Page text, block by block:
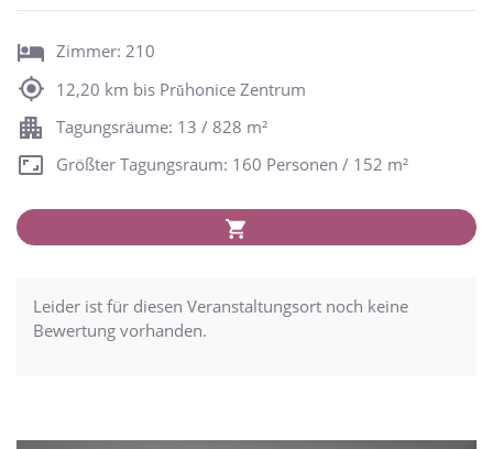
Zimmer: 210
12,20 km bis Prŭhonice Zentrum
Tagungsräume: 13 / 828 m²
Größter Tagungsraum: 160 Personen / 152 m²
Leider ist für diesen Veranstaltungsort noch keine
Bewertung vorhanden.